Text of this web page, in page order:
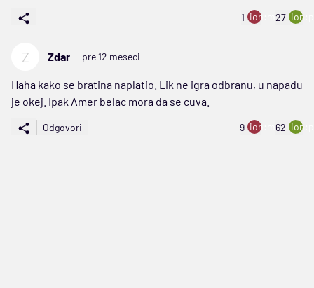
1 ion:minus
27
Z Zdar pre 12 meseci
Haha kako se bratina naplatio. Lik ne igra odbranu, u napadu
je okej. Ipak Amer belac mora da se cuva.
Odgovori 9 ion:minus
62